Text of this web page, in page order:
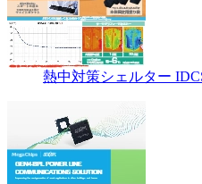
熱中対策シェルター